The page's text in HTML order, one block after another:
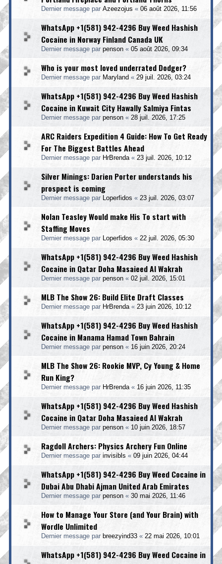
Dernier message par Azeezojus « 06 août 2026, 11:56
WhatsApp +1(581) 942-4296 Buy Weed Hashish
Cocaine in Norway Finland Canada UK
Dernier message par penson « 05 août 2026, 09:34
Who is your most loved underrated Dodger?
Dernier message par Maryland « 29 juil. 2026, 03:24
WhatsApp +1(581) 942-4296 Buy Weed Hashish
Cocaine in Kuwait City Hawally Salmiya Fintas
Dernier message par penson « 28 juil. 2026, 17:25
ARC Raiders Expedition 4 Guide: How To Get Ready
For The Biggest Battles Ahead
Dernier message par HrBrenda« 23 juil. 2026, 10:12
Silver Minings: Darien Porter understands his
prospect is coming
Dernier message par Loperfidos « 23 juil. 2026, 03:07
Nolan Teasley Would make His To start with
Staffing Moves
Dernier message par Loperfidos « 22 juil. 2026, 05:30
WhatsApp +1(581) 942-4296 Buy Weed Hashish
Cocaine in Qatar Doha Masaieed Al Wakrah
Dernier message par penson « 02 juil. 2026, 15:01
MLB The Show 26: Build Elite Draft Classes
Dernier message par HrBrenda« 23 juin 2026, 10:12
WhatsApp +1(581) 942-4296 Buy Weed Hashish
Cocaine in Manama Hamad Town Bahrain
Dernier message par penson « 16 juin 2026, 20:24
MLB The Show 26: Rookie MVP, Cy Young & Home
Run King?
Dernier message par HrBrenda« 16 juin 2026, 11:35
WhatsApp +1(581) 942-4296 Buy Weed Hashish
Cocaine in Qatar Doha Masaieed Al Wakrah
Dernier message par penson « 10 juin 2026, 18:57
Ragdoll Archers: Physics Archery Fun Online
Dernier message par invisibls « 09 juin 2026, 04:44
WhatsApp +1(581) 942-4296 Buy Weed Cocaine in
Dubai Abu Dhabi Ajman United Arab Emirates
Dernier message par penson « 30 mai 2026, 11:46
How to Manage Your Store (and Your Brain) with
Wordle Unlimited
Dernier message par breezyind33 « 22 mai 2026, 10:01
WhatsApp +1(581) 942-4296 Buy Weed Cocaine in